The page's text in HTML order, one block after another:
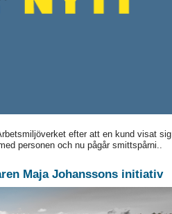
efter att en kund visat sig
personen och nu pågår smittspårni..
Maja Johanssons initiativ